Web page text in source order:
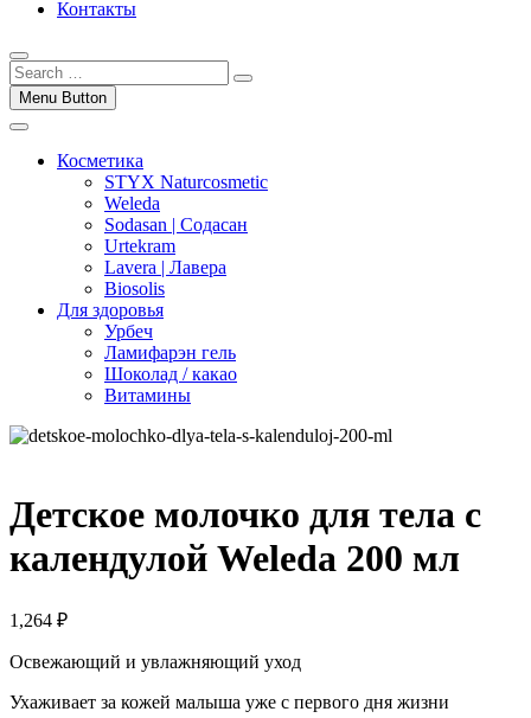
Контакты
Menu Button
Косметика
STYX Naturcosmetic
Weleda
Sodasan | Содасан
Urtekram
Lavera | Лавера
Biosolis
Для здоровья
Урбеч
Ламифарэн гель
Шоколад / какао
Витамины
Детское молочко для тела с
календулой Weleda 200 мл
1,264 ₽
Освежающий и увлажняющий уход
Ухаживает за кожей малыша уже с первого дня жизни